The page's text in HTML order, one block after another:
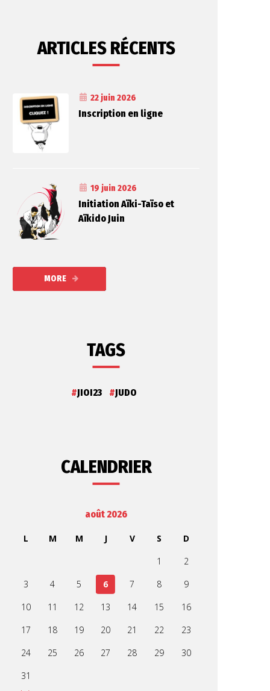
ARTICLES RÉCENTS
22 juin 2026
Inscription en ligne
19 juin 2026
Initiation Aïki-Taïso et
Aïkido Juin
MORE
TAGS
JIOI23 JUDO
CALENDRIER
août 2026
L M M J V S
D
1
2
3
4 5 6 7 8
9
10
11 12 13 14 15
16
17
18 19 20 21 22
23
24
25 26 27 28 29
30
31